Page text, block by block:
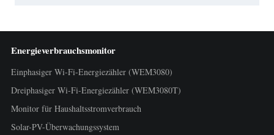
Energieverbrauchsmonitor
Einphasiger Wi-Fi-Energiezähler (WEM3080)
Dreiphasiger Wi-Fi-Energiezähler (WEM3080T)
Monitor für Haushaltsstromverbrauch
Solar-PV-Überwachungssystem